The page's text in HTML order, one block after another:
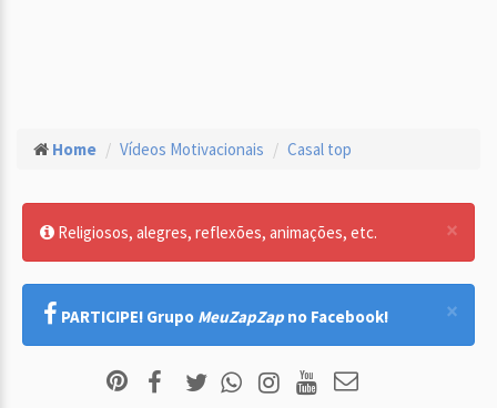
Home Vídeos Motivacionais Casal top
×
Religiosos, alegres, reflexões, animações, etc.
×
PARTICIPE! Grupo MeuZapZap no Facebook!